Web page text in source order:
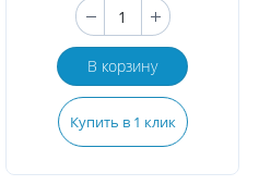
В корзину
Купить в 1 клик